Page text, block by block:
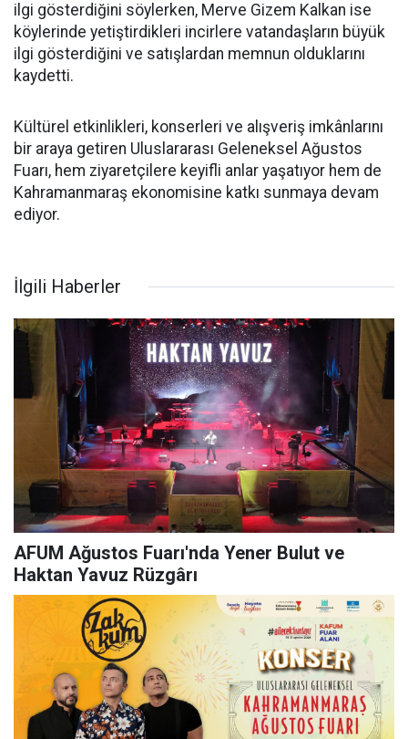
ilgi gösterdiğini söylerken, Merve Gizem Kalkan ise
köylerinde yetiştirdikleri incirlere vatandaşların büyük
ilgi gösterdiğini ve satışlardan memnun olduklarını
kaydetti.
Kültürel etkinlikleri, konserleri ve alışveriş imkânlarını
bir araya getiren Uluslararası Geleneksel Ağustos
Fuarı, hem ziyaretçilere keyifli anlar yaşatıyor hem de
Kahramanmaraş ekonomisine katkı sunmaya devam
ediyor.
İlgili Haberler
AFUM Ağustos Fuarı'nda Yener Bulut ve
Haktan Yavuz Rüzgârı